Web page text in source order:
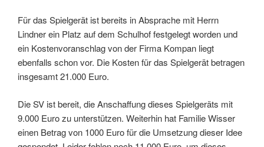
Für das Spielgerät ist bereits in Absprache mit Herrn
Lindner ein Platz auf dem Schulhof festgelegt worden und
ein Kostenvoranschlag von der Firma Kompan liegt
ebenfalls schon vor. Die Kosten für das Spielgerät betragen
insgesamt 21.000 Euro.
Die SV ist bereit, die Anschaffung dieses Spielgeräts mit
9.000 Euro zu unterstützen. Weiterhin hat Familie Wisser
einen Betrag von 1000 Euro für die Umsetzung dieser Idee